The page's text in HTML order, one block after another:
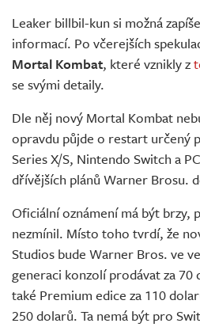
Živě
Leaker billbil-kun si možná
informací. Po včerejších
Mortal Kombat, které vznikly z
se svými detaily.
Dle něj nový Mortal Kombat
opravdu půjde o restart určený
Series X/S, Nintendo Switch a
dřívějších plánů Warner Brosu.
Oficiální oznámení má být brzy,
nezmínil. Místo toho tvrdí, že
Studios bude Warner Bros. ve
generaci konzolí prodávat za
také Premium edice za 110
250 dolarů. Ta nemá být pro